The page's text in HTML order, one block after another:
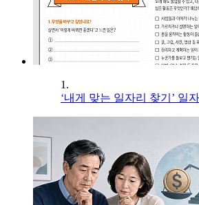
1.
‘내게 맞는 일자리 찾기’ 일